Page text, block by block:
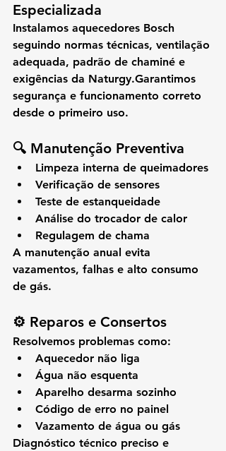
Especializada
Instalamos aquecedores Bosch
seguindo normas técnicas, ventilação
adequada, padrão de chaminé e
exigências da Naturgy.Garantimos
segurança e funcionamento correto
desde o primeiro uso.
🔍 Manutenção Preventiva
Limpeza interna de queimadores
Verificação de sensores
Teste de estanqueidade
Análise do trocador de calor
Regulagem de chama
A manutenção anual evita
vazamentos, falhas e alto consumo
de gás.
⚙️ Reparos e Consertos
Resolvemos problemas como:
Aquecedor não liga
Água não esquenta
Aparelho desarma sozinho
Código de erro no painel
Vazamento de água ou gás
Diagnóstico técnico preciso e